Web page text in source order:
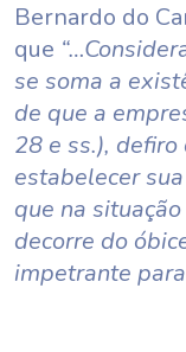
Bernardo do
que
se soma a
de que a
28 e ss.),
estabelecer
que na
decorre do
impetrante